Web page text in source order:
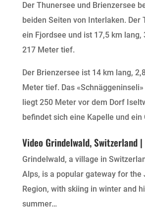
Der Thunersee und Brienzersee
beiden Seiten von Interlaken. Der
ein Fjordsee und ist 17,5 km lang,
217 Meter tief.
Der Brienzersee ist 14 km lang,
Meter tief. Das
liegt 250 Meter vor dem Dorf
befindet sich eine Kapelle und ein
Video Grindelwald, Switzerland
Grindelwald, a village in
Alps, is a popular gateway for the
Region, with skiing in winter and
summer…